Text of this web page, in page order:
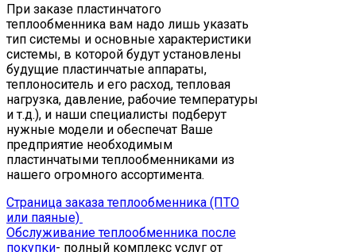
При заказе пластинчатого
теплообменника вам надо лишь указать
тип системы и основные характеристики
системы, в которой будут установлены
будущие пластинчатые аппараты,
теплоноситель и его расход, тепловая
нагрузка, давление, рабочие температуры
и т.д.), и наши специалисты подберут
нужные модели и обеспечат Ваше
предприятие необходимым
пластинчатыми теплообменниками из
нашего огромного ассортимента.
Страница заказа теплообменника (ПТО
или паяные)
Обслуживание теплообменника после
покупки- полный комплекс услуг от